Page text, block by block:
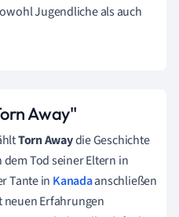
Jugendliche als auch
Away"
Torn Awaydie Geschichte
Tod seiner Eltern in
Tante in Kanadaanschließen
Erfahrungen